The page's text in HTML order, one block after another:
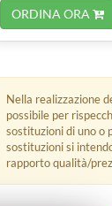
ORDINA ORA
Nella realizzazione
possibile per
sostituzioni di uno o
sostituzioni si
rapporto qualità/